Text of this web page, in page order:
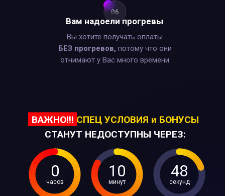
ВАЖНО!!! СПЕЦ УСЛОВИЯ и БОНУСЫ
СТАНУТ НЕДОСТУПНЫ ЧЕРЕЗ:
Вы хотите получать оплаты
БЕЗ прогревов, потому что они
отнимают у Вас много времени
Вам надоели прогревы
0
часов
10
минут
47
секунд